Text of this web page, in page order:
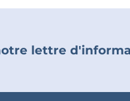
lettre